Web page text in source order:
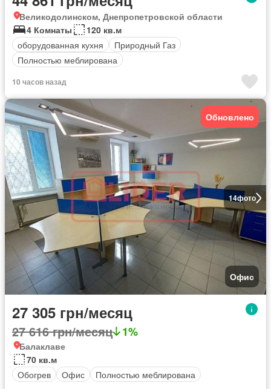
Великодолинском, Днепропетровской области
4 Комнаты
120 кв.м
оборудованная кухня
Природный Газ
Полностью меблирована
10 часов назад
14фото
Обновлено
Офис
27 305 грн/месяц
27 616 грн/месяц 1%
Балаклаве
70 кв.м
Обогрев
Офис Полностью меблирована